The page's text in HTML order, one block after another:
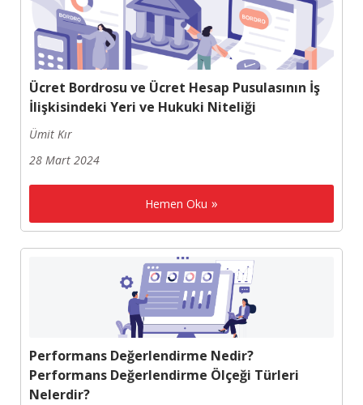
Ücret Bordrosu ve Ücret Hesap Pusulasının İş
İlişkisindeki Yeri ve Hukuki Niteliği
Ümit Kır
28 Mart 2024
Hemen Oku
Performans Değerlendirme Nedir?
Performans Değerlendirme Ölçeği Türleri
Nelerdir?